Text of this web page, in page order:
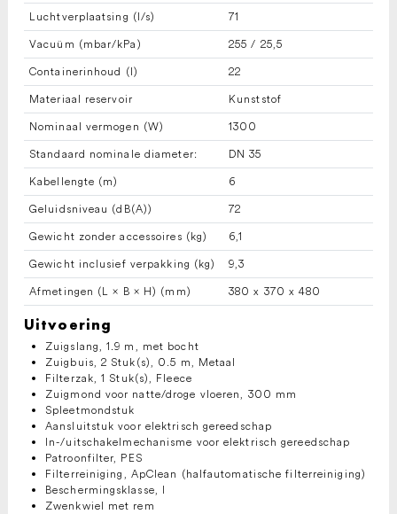
Luchtverplaatsing (l/s) 71
Vacuüm (mbar/kPa) 255 / 25,5
Containerinhoud (l) 22
Materiaal reservoir Kunststof
Nominaal vermogen (W) 1300
Standaard nominale diameter: DN 35
Kabellengte (m) 6
Geluidsniveau (dB(A)) 72
Gewicht zonder accessoires (kg) 6,1
Gewicht inclusief verpakking (kg) 9,3
Afmetingen (L × B × H) (mm) 380 x 370 x 480
Uitvoering
Zuigslang, 1.9 m, met bocht
Zuigbuis, 2 Stuk(s), 0.5 m, Metaal
Filterzak, 1 Stuk(s), Fleece
Zuigmond voor natte/droge vloeren, 300 mm
Spleetmondstuk
Aansluitstuk voor elektrisch gereedschap
In-/uitschakelmechanisme voor elektrisch gereedschap
Patroonfilter, PES
Filterreiniging, ApClean (halfautomatische filterreiniging)
Beschermingsklasse, I
Zwenkwiel met rem